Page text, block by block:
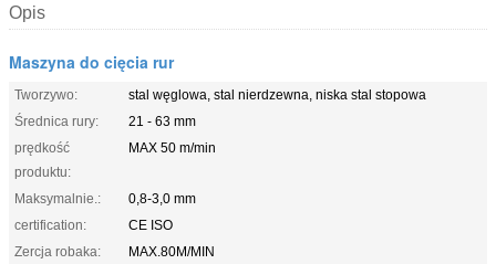
Opis
Maszyna do cięcia rur
Tworzywo:
stal węglowa, stal nierdzewna, niska stal stopowa
Średnica rury:
21 - 63 mm
prędkość
produktu:
MAX 50 m/min
Maksymalnie.:
0,8-3,0 mm
certification:
CE ISO
Zercja robaka:
MAX.80M/MIN